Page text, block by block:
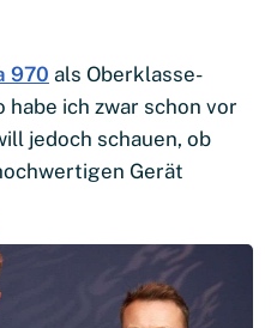
970 als Oberklasse-
ich zwar schon vor
jedoch schauen, ob
Gerät